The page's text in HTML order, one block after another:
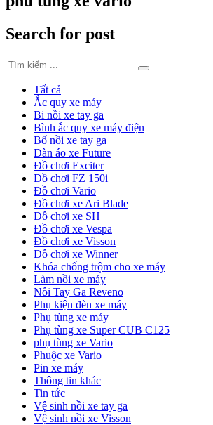
Search for post
Tất cả
Ắc quy xe máy
Bi nồi xe tay ga
Bình ắc quy xe máy điện
Bố nồi xe tay ga
Dàn áo xe Future
Đồ chơi Exciter
Đồ chơi FZ 150i
Đồ chơi Vario
Đồ chơi xe Ari Blade
Đồ chơi xe SH
Đồ chơi xe Vespa
Đồ chơi xe Visson
Đồ chơi xe Winner
Khóa chống trộm cho xe máy
Làm nồi xe máy
Nồi Tay Ga Reveno
Phụ kiện đèn xe máy
Phụ tùng xe máy
Phụ tùng xe Super CUB C125
phụ tùng xe Vario
Phuộc xe Vario
Pin xe máy
Thông tin khác
Tin tức
Vệ sinh nồi xe tay ga
Vệ sinh nồi xe Visson